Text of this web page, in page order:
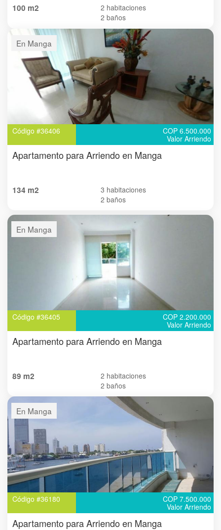
100 m2
2 habitaciones
2 baños
En Manga
Código #36406
COP 6.500.000
Valor Arriendo
Apartamento para Arriendo en Manga
134 m2
3 habitaciones
2 baños
En Manga
Código #36405
COP 2.200.000
Valor Arriendo
Apartamento para Arriendo en Manga
89 m2
2 habitaciones
2 baños
En Manga
Código #36180
COP 7.500.000
Valor Arriendo
Apartamento para Arriendo en Manga